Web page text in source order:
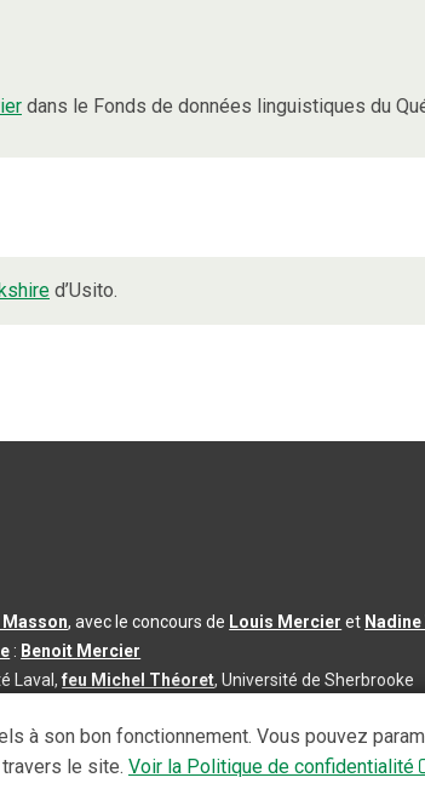
dans le Fonds de données linguistiques du
d’Usito.
Masson, avec le concours de Louis Mercier et
: Benoit Mercier
Laval,feu Michel Théoret, Université de Sherbrooke
à jour du contenu :2026-08-03
à son bon fonctionnement. Vous pouvez
le site. Voir la Politique de confidentialité